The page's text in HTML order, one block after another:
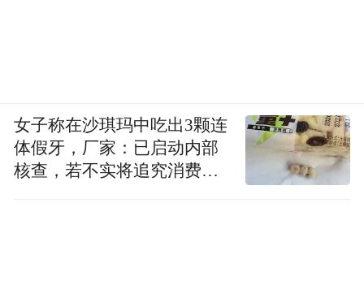
女子称在沙琪玛中吃出3颗连
体假牙，厂家：已启动内部
核查，若不实将追究消费者